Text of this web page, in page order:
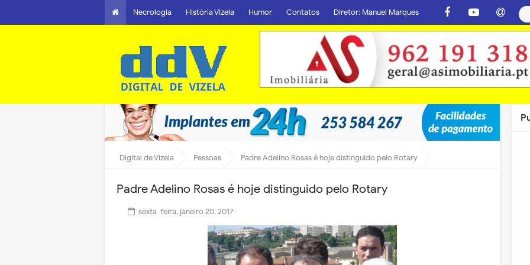
Necrologia História Vizela Humor Contatos Diretor: Manuel Marques
Digital de Vizela Pessoas Padre Adelino Rosas é hoje distinguido pelo Rotary
Padre Adelino Rosas é hoje distinguido pelo Rotary
sexta-feira, janeiro 20, 2017